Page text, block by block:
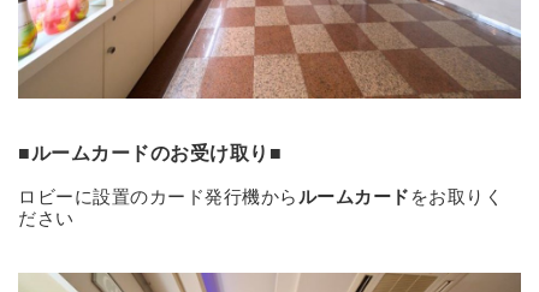
■ルームカードのお受け取り■
ロビーに設置のカード発行機から ルームカード をお取りく
ださい